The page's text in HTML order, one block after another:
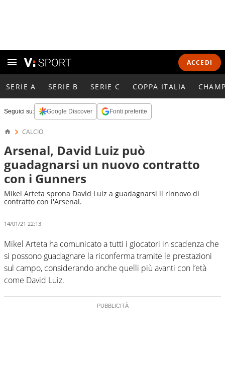
ACCEDI
SERIE A SERIE B SERIE C COPPA ITALIA
Seguici su: Google Discover Fonti preferite
CALCIO
Arsenal, David Luiz può
guadagnarsi un nuovo contratto
con i Gunners
Mikel Arteta sprona David Luiz a guadagnarsi il rinnovo di
contratto con l'Arsenal.
14/01/21 22:13
Mikel Arteta ha comunicato a tutti i giocatori in scadenza che
si possono guadagnare la riconferma tramite le prestazioni
sul campo, considerando anche quelli più avanti con l’età
come David Luiz.